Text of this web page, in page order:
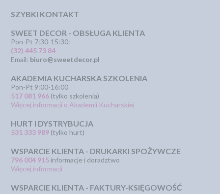
SZYBKI KONTAKT
SWEET DECOR - OBSŁUGA KLIENTA
Pon-Pt 7:30-15:30:
(32) 445 73 84
Email: biuro@sweetdecor.pl
AKADEMIA KUCHARSKA SZKOLENIA
Pon-Pt 9:00-16:00
517 081 966 (tylko szkolenia)
Więcej informacji o Akademii Kucharskiej
HURT I DYSTRYBUCJA
531 333 989 (tylko hurt)
WSPARCIE KLIENTA - DRUKARKI SPOŻYWCZE
796 004 915 informacje i doradztwo
Więcej informacji
WSPARCIE KLIENTA - FAKTURY-KSIĘGOWOŚĆ